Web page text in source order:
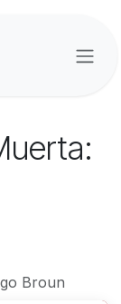
Broun